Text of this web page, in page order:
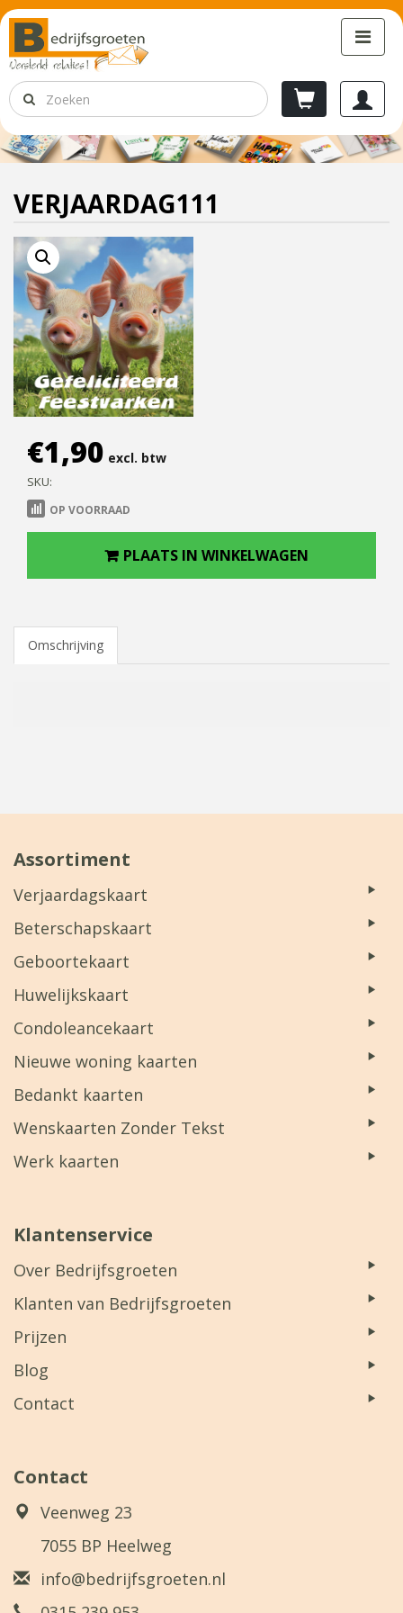
VERJAARDAG111
€1,90 excl. btw
SKU:
OP VOORRAAD
PLAATS IN WINKELWAGEN
Omschrijving
Assortiment
Verjaardagskaart
Beterschapskaart
Geboortekaart
Huwelijkskaart
Condoleancekaart
Nieuwe woning kaarten
Bedankt kaarten
Wenskaarten Zonder Tekst
Werk kaarten
Klantenservice
Over Bedrijfsgroeten
Klanten van Bedrijfsgroeten
Prijzen
Blog
Contact
Contact
Veenweg 23
7055 BP Heelweg
info@bedrijfsgroeten.nl